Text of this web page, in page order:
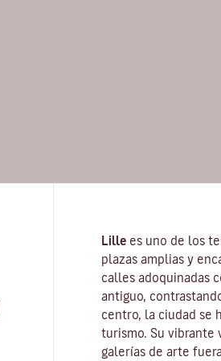
Lille es uno de los
plazas amplias y
calles adoquinadas
antiguo,
centro, la ciudad se
turismo. Su vibrante
galerías de arte